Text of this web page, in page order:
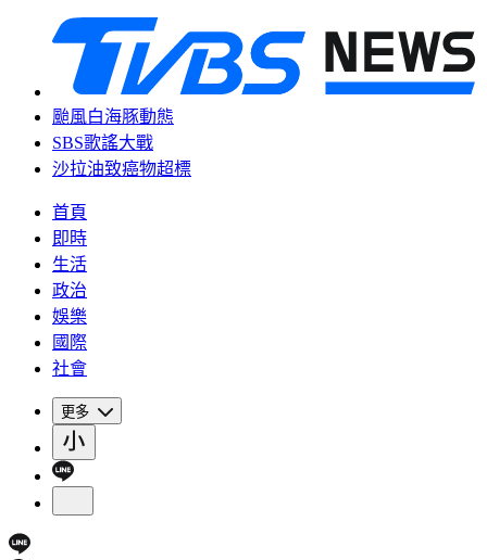
颱風白海豚動態
SBS歌謠大戰
沙拉油致癌物超標
首頁
即時
生活
政治
娛樂
國際
社會
更多